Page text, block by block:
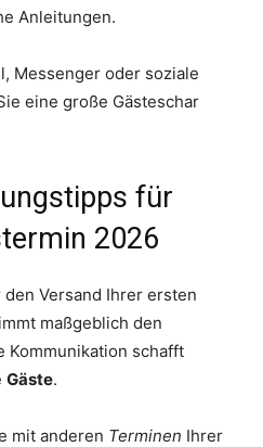
Anleitungen.
Messenger oder soziale
eine große Gästeschar
für
2026
Versand Ihrer ersten
maßgeblich den
Kommunikation schafft
Gäste.
mit anderen Terminen Ihrer